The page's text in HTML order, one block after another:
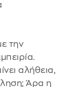
την
αλήθεια,
Άρα η